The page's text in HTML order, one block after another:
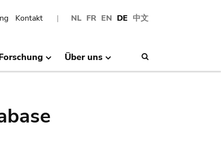
NL FR EN DE 中文
Kontakt
Über uns